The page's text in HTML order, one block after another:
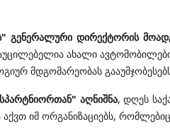
გენერალური დირექტორის
ახალი
მდგომარეობას
აღნიშნა, დღეს
იმ ორგანიზაციებს,